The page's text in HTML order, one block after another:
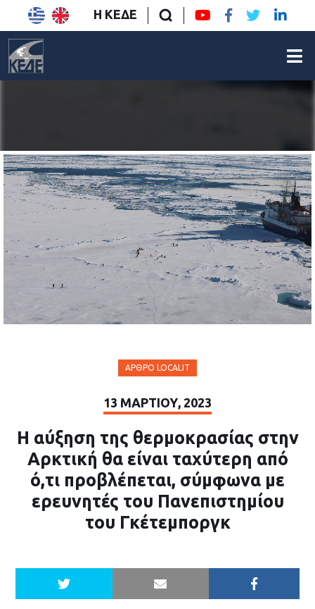
Η ΚΕΔΕ
ΆΡΘΡΟ LOCALIT
13 ΜΑΡΤΊΟΥ, 2023
Η αύξηση της θερμοκρασίας στην
Αρκτική θα είναι ταχύτερη από
ό,τι προβλέπεται, σύμφωνα με
ερευνητές του Πανεπιστημίου
του Γκέτεμποργκ